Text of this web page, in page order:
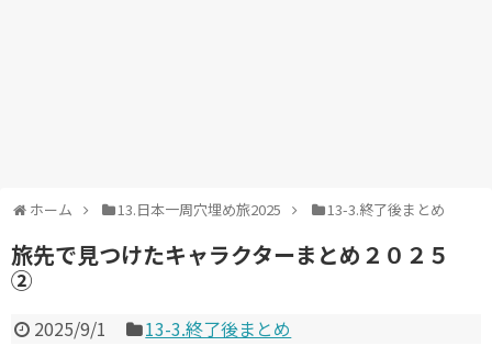
ホーム 13.日本一周穴埋め旅2025 13-3.終了後まとめ
旅先で見つけたキャラクターまとめ２０２５
②
2025/9/1 13-3.終了後まとめ